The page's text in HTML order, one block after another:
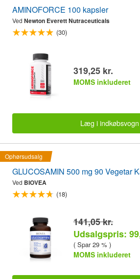
AMINOFORCE 100 kapsler
Ved Newton Everett Nutraceuticals
(30)
319,25 kr.
MOMS inkluderet
Læg i indkøbsvogn
Ophørsudsalg
GLUCOSAMIN 500 mg 90 Vegetar
Ved BIOVEA
(18)
141,05 kr.
Udsalgspris:
( Spar 29 % )
MOMS inkluderet